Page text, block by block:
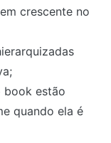
crescente no
book estão
quando ela é